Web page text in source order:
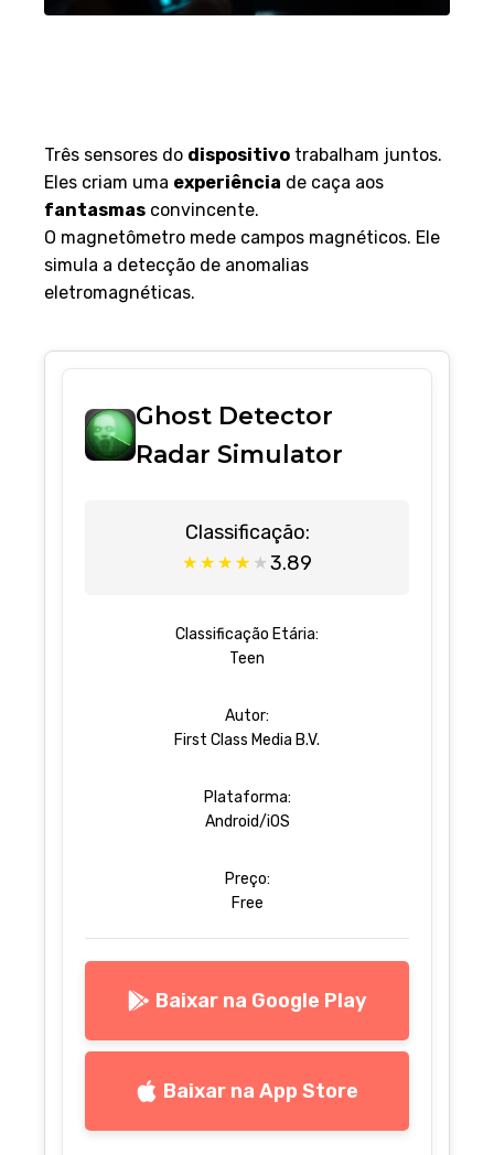
Três sensores do dispositivo trabalham juntos.
Eles criam uma experiência de caça aos
fantasmas convincente.
O magnetômetro mede campos magnéticos. Ele
simula a detecção de anomalias
eletromagnéticas.
Ghost Detector
Radar Simulator
Classificação:
★ ★ ★ ★ ★ 3.89
Classificação Etária:
Teen
Autor:
First Class Media B.V.
Plataforma:
Android/iOS
Preço:
Free
Baixar na Google Play
Baixar na App Store